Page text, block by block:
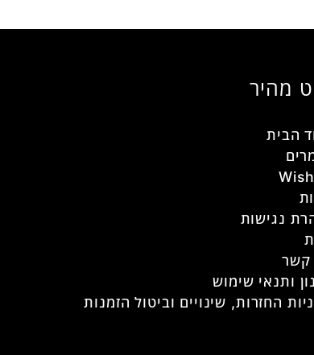
מהיר
הבית
נגישות
קשר
ותנאי שימוש
החזרות, שינויים וביטול הזמנות